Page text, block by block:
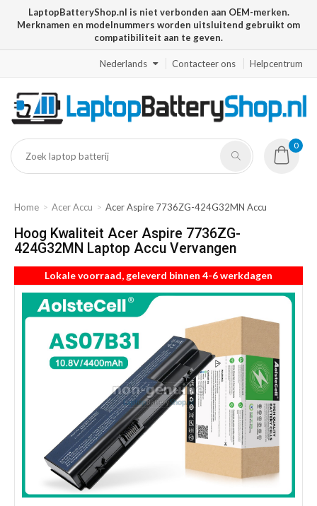
LaptopBatteryShop.nl is niet verbonden aan OEM-merken.
Merknamen en modelnummers worden uitsluitend gebruikt om
compatibiliteit aan te geven.
Nederlands Contacteer ons Helpcentrum
0
Home Acer Accu Acer Aspire 7736ZG-424G32MN Accu
Hoog Kwaliteit Acer Aspire 7736ZG-
424G32MN Laptop Accu Vervangen
Lokale voorraad, geleverd binnen 4-6 werkdagen